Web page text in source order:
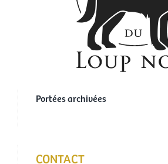
Portées archivées
CONTACT